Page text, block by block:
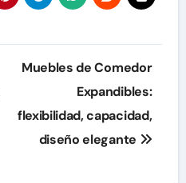
Muebles de Comedor
Expandibles:
flexibilidad, capacidad,
diseño elegante